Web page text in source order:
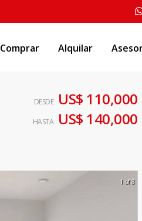
Comprar Alquilar
DESDE US$ 110,000
HASTA US$ 140,000
1 of 8